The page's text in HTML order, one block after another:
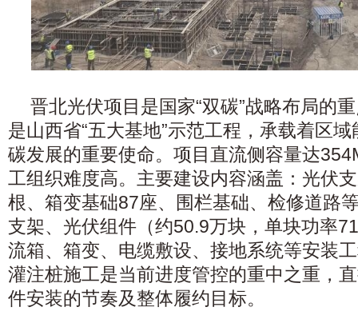
晋北光伏项目是国家“双碳”战略布局的
是山西省“五大基地”示范工程，承载着区
碳发展的重要使命。项目直流侧容量达
工组织难度高。主要建设内容涵盖：光伏
根、箱变基础87座、围栏基础、检修道路
支架、光伏组件（约50.9万块，单块功率
流箱、箱变、电缆敷设、接地系统等安装
灌注桩施工是当前进度管控的重中之重，
件安装的节奏及整体履约目标。